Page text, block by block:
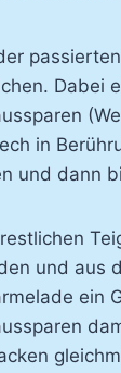
Da­bei
in
und dann
und aus
ein